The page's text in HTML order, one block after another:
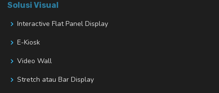
Solusi Visual
Interactive Flat Panel Display
E-Kiosk
Video Wall
Stretch atau Bar Display